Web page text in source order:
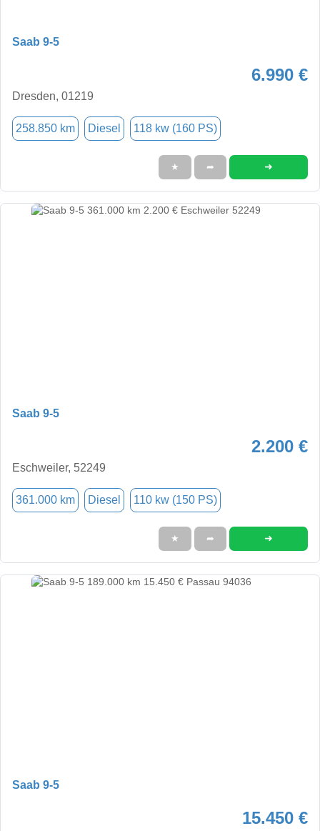
Saab 9-5
6.990 €
Dresden, 01219
258.850 km Diesel 118 kw (160 PS)
★ ➦ ➜
Saab 9-5
2.200 €
Eschweiler, 52249
361.000 km Diesel 110 kw (150 PS)
★ ➦ ➜
Saab 9-5
15.450 €